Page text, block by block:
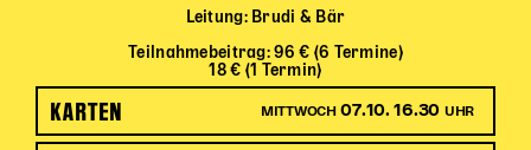
Leitung: Brudi & Bär
Teilnahmebeitrag: 96 € (6 Termine)
18 € (1 Termin)
KARTEN MITTWOCH 07.10. 16.30 UHR